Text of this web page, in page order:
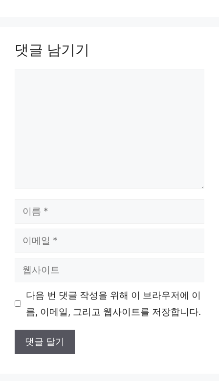
댓글 남기기
일
이 다음 번 댓글 작성을 위해 이 브라우저에 이
름, 이메일, 그리고 웹사이트를 저장합니다.